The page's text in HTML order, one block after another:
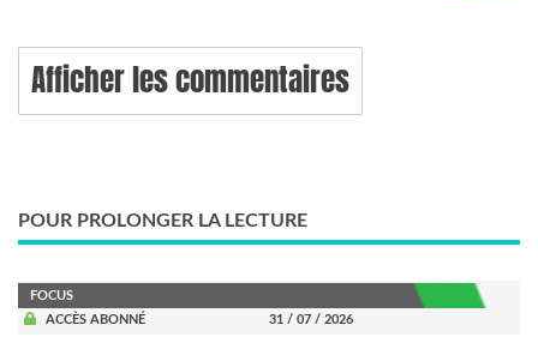
Afficher les commentaires
POUR PROLONGER LA LECTURE
FOCUS
ACCÈS ABONNÉ
31 / 07 / 2026